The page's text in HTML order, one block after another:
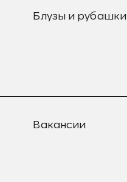
Блузы и рубашки
Вакансии